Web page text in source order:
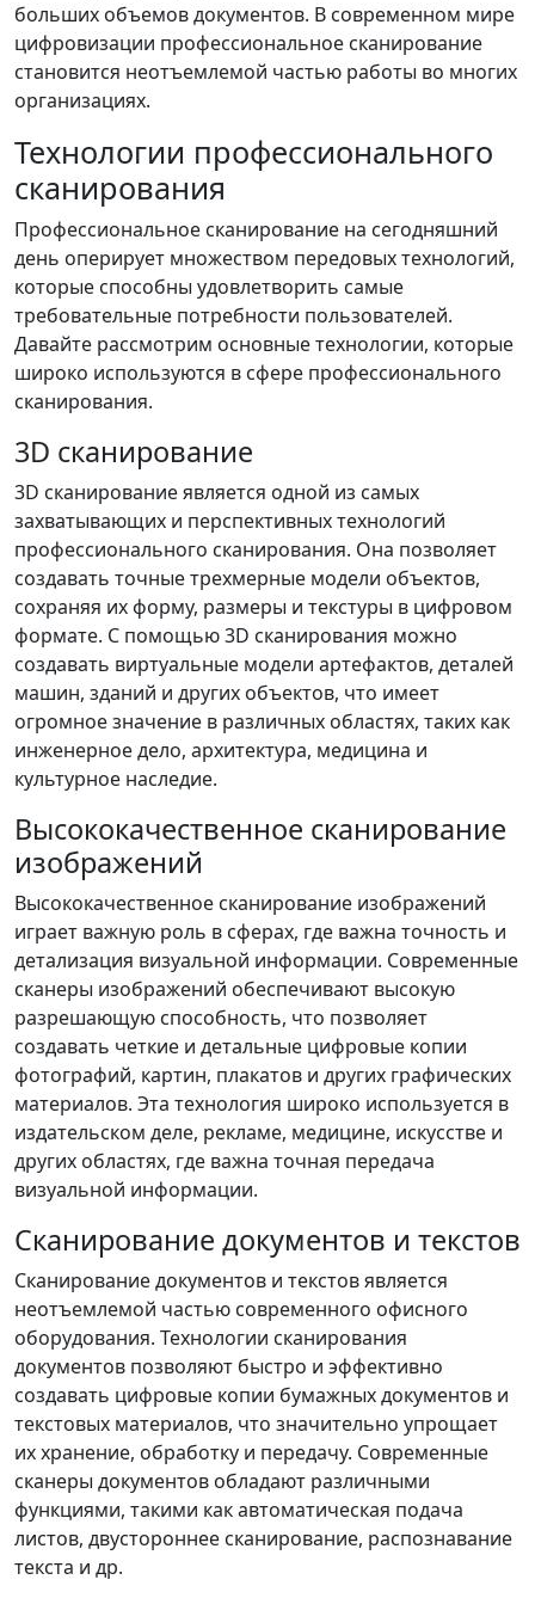
больших объемов документов. В современном мире
цифровизации профессиональное сканирование
становится неотъемлемой частью работы во многих
организациях.
Технологии профессионального
сканирования
Профессиональное сканирование на сегодняшний
день оперирует множеством передовых технологий,
которые способны удовлетворить самые
требовательные потребности пользователей.
Давайте рассмотрим основные технологии, которые
широко используются в сфере профессионального
сканирования.
3D сканирование
3D сканирование является одной из самых
захватывающих и перспективных технологий
профессионального сканирования. Она позволяет
создавать точные трехмерные модели объектов,
сохраняя их форму, размеры и текстуры в цифровом
формате. С помощью 3D сканирования можно
создавать виртуальные модели артефактов, деталей
машин, зданий и других объектов, что имеет
огромное значение в различных областях, таких как
инженерное дело, архитектура, медицина и
культурное наследие.
Высококачественное сканирование
изображений
Высококачественное сканирование изображений
играет важную роль в сферах, где важна точность и
детализация визуальной информации. Современные
сканеры изображений обеспечивают высокую
разрешающую способность, что позволяет
создавать четкие и детальные цифровые копии
фотографий, картин, плакатов и других графических
материалов. Эта технология широко используется в
издательском деле, рекламе, медицине, искусстве и
других областях, где важна точная передача
визуальной информации.
Сканирование документов и текстов
Сканирование документов и текстов является
неотъемлемой частью современного офисного
оборудования. Технологии сканирования
документов позволяют быстро и эффективно
создавать цифровые копии бумажных документов и
текстовых материалов, что значительно упрощает
их хранение, обработку и передачу. Современные
сканеры документов обладают различными
функциями, такими как автоматическая подача
листов, двустороннее сканирование, распознавание
текста и др.